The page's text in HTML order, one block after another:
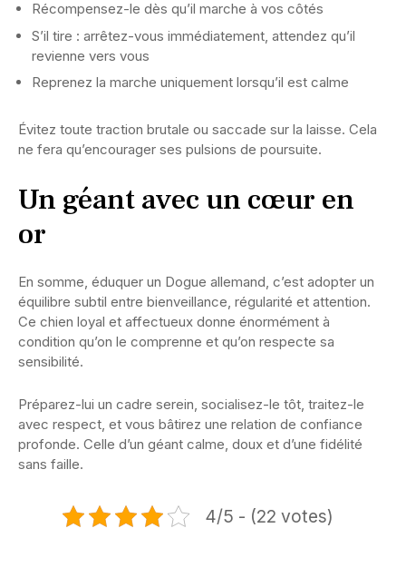
Récompensez-le dès qu’il marche à vos côtés
S’il tire : arrêtez-vous immédiatement, attendez qu’il
revienne vers vous
Reprenez la marche uniquement lorsqu’il est calme
Évitez toute traction brutale ou saccade sur la laisse. Cela
ne fera qu’encourager ses pulsions de poursuite.
Un géant avec un cœur en
or
En somme, éduquer un Dogue allemand, c’est adopter un
équilibre subtil entre bienveillance, régularité et attention.
Ce chien loyal et affectueux donne énormément à
condition qu’on le comprenne et qu’on respecte sa
sensibilité.
Préparez-lui un cadre serein, socialisez-le tôt, traitez-le
avec respect, et vous bâtirez une relation de confiance
profonde. Celle d’un géant calme, doux et d’une fidélité
sans faille.
4/5 - (22 votes)